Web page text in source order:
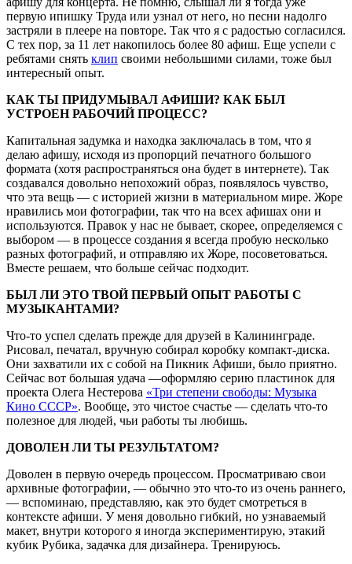
первую ипишку Труда или узнал от него, но песни надолго
застряли в плеере на повторе. Так что я с радостью согласился.
С тех пор, за 11 лет накопилось более 80 афиш. Еще успели с
ребятами снять клип своими небольшими силами, тоже был
интересный опыт.
КАК ТЫ ПРИДУМЫВАЛ АФИШИ? КАК БЫЛ
УСТРОЕН РАБОЧИЙ ПРОЦЕСС?
Капитальная задумка и находка заключалась в том, что я
делаю афишу, исходя из пропорций печатного большого
формата (хотя распространяться она будет в интернете). Так
создавался довольно непохожий образ, появлялось чувство,
что эта вещь — с историей жизни в материальном мире. Жоре
нравились мои фотографии, так что на всех афишах они и
используются. Правок у нас не бывает, скорее, определяемся с
выбором — в процессе создания я всегда пробую несколько
разных фотографий, и отправляю их Жоре, посоветоваться.
Вместе решаем, что больше сейчас подходит.
БЫЛ ЛИ ЭТО ТВОЙ ПЕРВЫЙ ОПЫТ РАБОТЫ С
МУЗЫКАНТАМИ?
Что-то успел сделать прежде для друзей в Калининграде.
Рисовал, печатал, вручную собирал коробку компакт-диска.
Они захватили их с собой на Пикник Афиши, было приятно.
Сейчас вот большая удача —оформляю серию пластинок для
проекта Олега Нестерова «Три степени свободы: Музыка
Кино СССР». Вообще, это чистое счастье — сделать что-то
полезное для людей, чьи работы ты любишь.
ДОВОЛЕН ЛИ ТЫ РЕЗУЛЬТАТОМ?
Доволен в первую очередь процессом. Просматриваю свои
архивные фотографии, — обычно это что-то из очень раннего,
— вспоминаю, представляю, как это будет смотреться в
контексте афиши. У меня довольно гибкий, но узнаваемый
макет, внутри которого я иногда экспериментирую, этакий
кубик Рубика, задачка для дизайнера. Тренируюсь.